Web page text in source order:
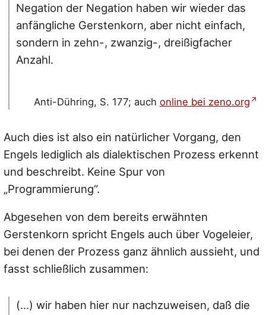
Negation der Negation haben wir wieder das
anfängliche Gerstenkorn, aber nicht einfach,
sondern in zehn-, zwanzig-, dreißigfacher
Anzahl.
Anti-Dühring, S. 177; auch online bei zeno.org
Auch dies ist also ein natürlicher Vorgang, den
Engels lediglich als dialektischen Prozess erkennt
und beschreibt. Keine Spur von
„Programmierung“.
Abgesehen von dem bereits erwähnten
Gerstenkorn spricht Engels auch über Vogeleier,
bei denen der Prozess ganz ähnlich aussieht, und
fasst schließlich zusammen:
(…) wir haben hier nur nachzuweisen, daß die